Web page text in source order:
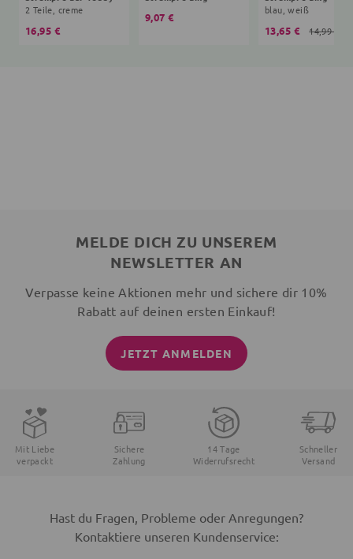
2 Teile, creme
16,95 €
9,07 €
blau, weiß
13,65 € 14,99 €
MELDE DICH ZU UNSEREM
NEWSLETTER AN
Verpasse keine Aktionen mehr und sichere dir 10%
Rabatt auf deinen ersten Einkauf!
JETZT ANMELDEN
Mit Liebe
verpackt
Sichere
Zahlung
14 Tage
Widerrufsrecht
Schneller
Versand
Hast du Fragen, Probleme oder Anregungen?
Kontaktiere unseren Kundenservice: